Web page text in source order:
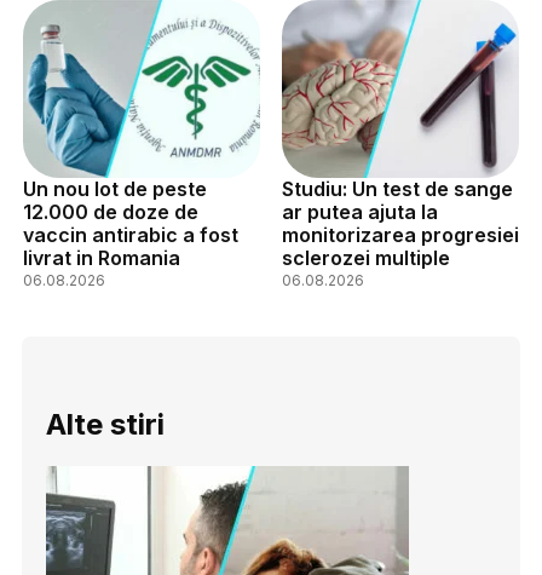
Un nou lot de peste
12.000 de doze de
vaccin antirabic a fost
livrat in Romania
06.08.2026
Studiu: Un test de sange
ar putea ajuta la
monitorizarea progresiei
sclerozei multiple
06.08.2026
Alte stiri